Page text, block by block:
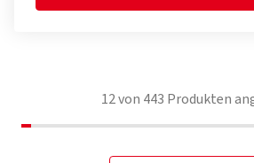
12von 443 Produkten